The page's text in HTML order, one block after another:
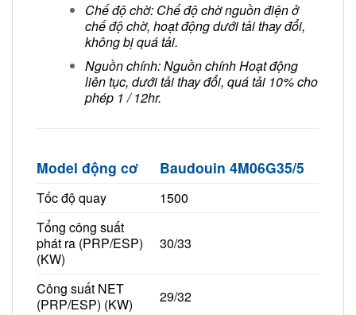
Chế độ chờ: Chế độ chờ nguồn điện ở
chế độ chờ, hoạt động dưới tải thay đổi,
không bị quá tải.
Nguồn chính: Nguồn chính Hoạt động
liên tục, dưới tải thay đổi, quá tải 10% cho
phép 1 / 12hr.
Model động cơ Baudouin 4M06G35/5
Tốc độ quay
1500
Tổng công suất
phát ra (PRP/ESP)
(KW)
30/33
Công suất NET
(PRP/ESP) (KW)
29/32